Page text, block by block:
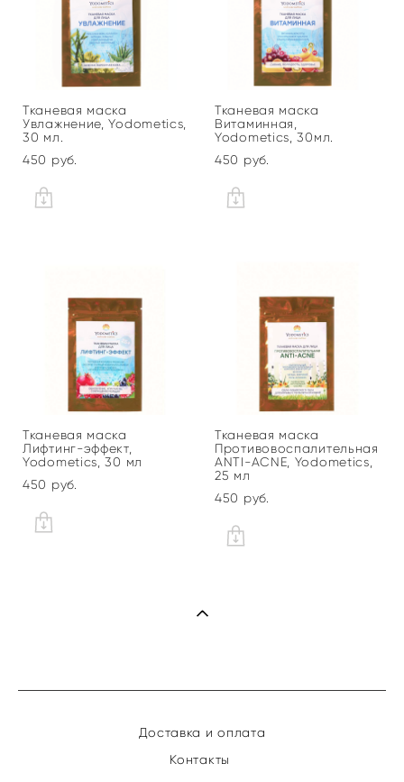
Тканевая маска
Увлажнение, Yodometics,
30 мл.
450 pуб.
Тканевая маска
Витаминная,
Yodometics, 30мл.
450 pуб.
Тканевая маска
Лифтинг-эффект,
Yodometics, 30 мл
450 pуб.
Тканевая маска
Противовоспалительная
ANTI-ACNE, Yodometics,
25 мл
450 pуб.
Доставка и оплата
Контакты